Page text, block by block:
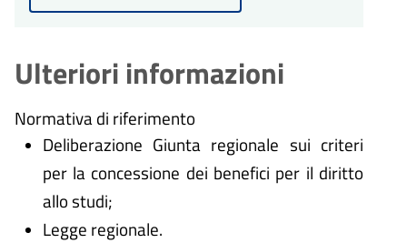
Ulteriori informazioni
Normativa di riferimento
Deliberazione Giunta regionale sui criteri
per la concessione dei benefici per il diritto
allo studi;
Legge regionale.